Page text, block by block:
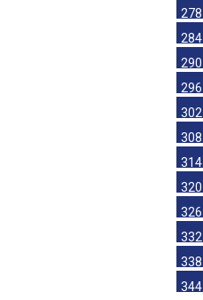
278
284
290
296
302
308
314
320
326
332
338
344